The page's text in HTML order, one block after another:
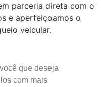
parceria direta com o
e aperfeiçoamos o
veicular.
que deseja
com mais